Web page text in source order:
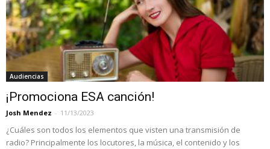
Audiencias
¡Promociona ESA canción!
Josh Mendez - 11/13/2023
¿Cuáles son todos los elementos que visten una transmisión de
radio? Principalmente los locutores, la música, el contenido y los